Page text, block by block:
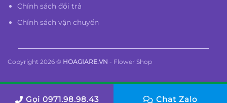
Chính sách đổi trả
Chính sách vận chuyển
Copyright 2026 © HOAGIARE.VN - Flower Shop
Gọi 0971.98.98.43 Chat Zalo